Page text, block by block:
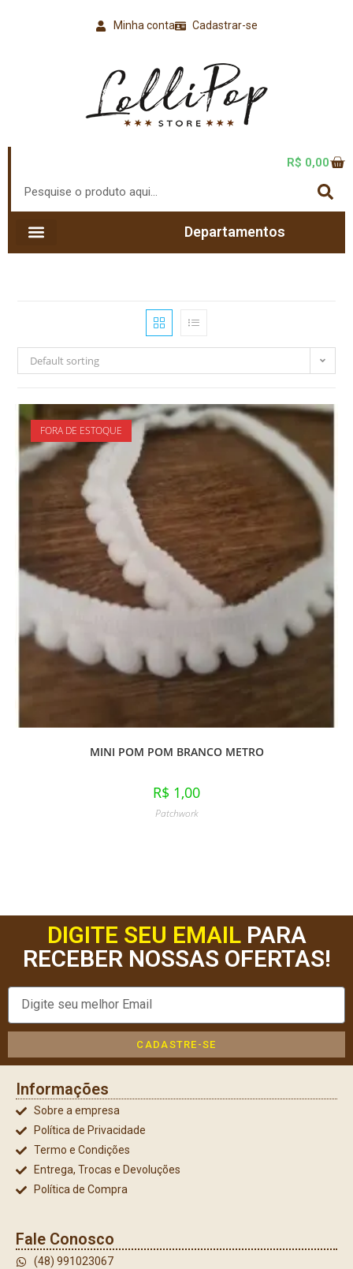
Cadastrar-se
Minha conta
R$ 0,00
Departamentos
Default sorting
FORA DE ESTOQUE
MINI POM POM BRANCO METRO
R$ 1,00
Patchwork
DIGITE SEU EMAILPARA
RECEBER NOSSAS OFERTAS!
CADASTRE-SE
Informações
Sobre a empresa
Política de Privacidade
Termo e Condições
Entrega, Trocas e Devoluções
Política de Compra
Fale Conosco
(48) 991023067